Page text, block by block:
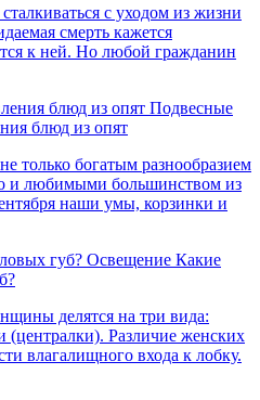
с уходом из жизни
смерть кажется
к ней. Но любой гражданин
Подвесные
блюд из опят
только богатым разнообразием
и любимыми большинством из
наши умы, корзинки и
Освещение Какие
делятся на три вида:
(централки). Различие женских
влагалищного входа к лобку.